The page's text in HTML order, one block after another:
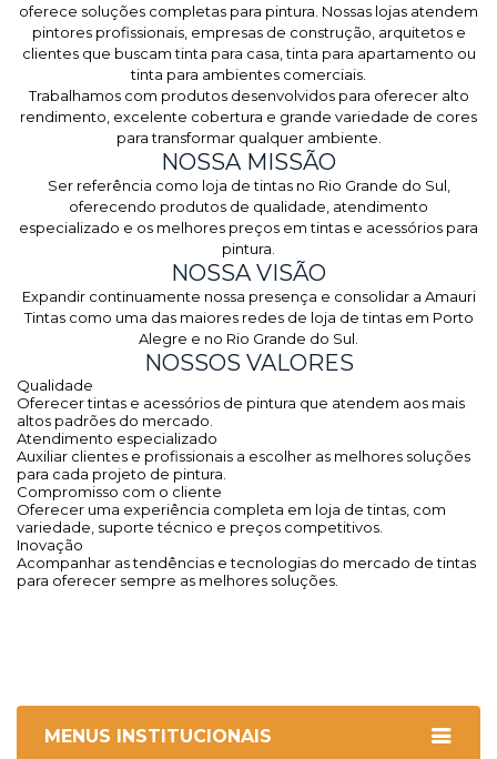
oferece soluções completas para pintura. Nossas lojas atendem
pintores profissionais, empresas de construção, arquitetos e
clientes que buscam tinta para casa, tinta para apartamento ou
tinta para ambientes comerciais.
Trabalhamos com produtos desenvolvidos para oferecer alto
rendimento, excelente cobertura e grande variedade de cores
para transformar qualquer ambiente.
NOSSA MISSÃO
Ser referência como loja de tintas no Rio Grande do Sul,
oferecendo produtos de qualidade, atendimento
especializado e os melhores preços em tintas e acessórios para
pintura.
NOSSA VISÃO
Expandir continuamente nossa presença e consolidar a Amauri
Tintas como uma das maiores redes de loja de tintas em Porto
Alegre e no Rio Grande do Sul.
NOSSOS VALORES
Qualidade
Oferecer tintas e acessórios de pintura que atendem aos mais
altos padrões do mercado.
Atendimento especializado
Auxiliar clientes e profissionais a escolher as melhores soluções
para cada projeto de pintura.
Compromisso com o cliente
Oferecer uma experiência completa em loja de tintas, com
variedade, suporte técnico e preços competitivos.
Inovação
Acompanhar as tendências e tecnologias do mercado de tintas
para oferecer sempre as melhores soluções.
MENUS INSTITUCIONAIS